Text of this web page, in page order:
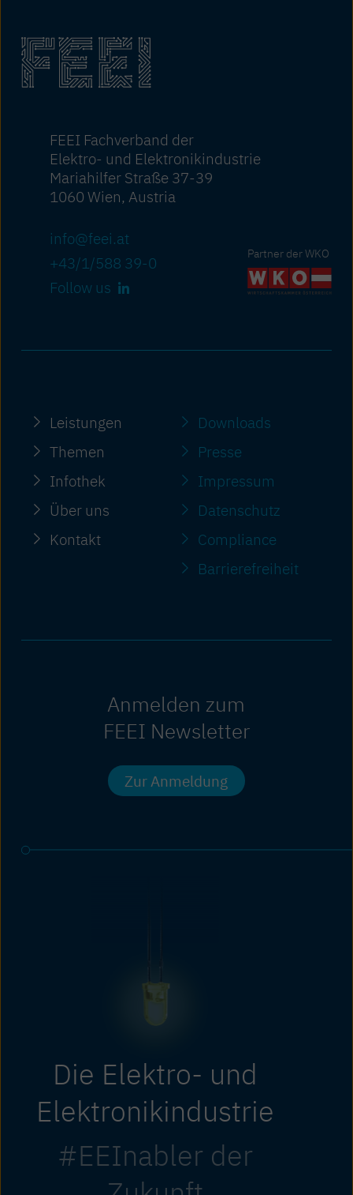
FEEI Fachverband der
Elektro- und Elektronikindustrie
Mariahilfer Straße 37-39
1060 Wien, Austria
info@feei.at
+43/1/588 39-0
Follow us
Leistungen
Themen
Infothek
Über uns
Kontakt
Partner der WKO
Downloads
Presse
Impressum
Datenschutz
Compliance
Barriere­freiheit
Anmelden zum
FEEI Newsletter
Zur Anmeldung
Die Elektro- und
Elektronikindustrie
#EEInabler der